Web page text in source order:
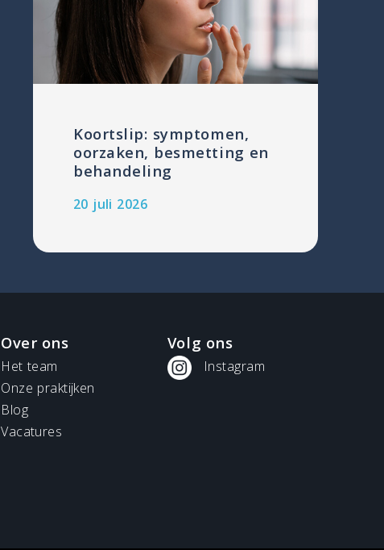
Koortslip: symptomen,
oorzaken, besmetting en
behandeling
20 juli 2026
Over ons
Het team
Onze praktijken
Blog
Vacatures
Volg ons
Instagram